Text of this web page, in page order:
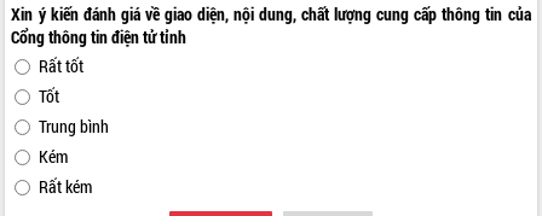
Xin ý kiến đánh giá về giao diện, nội dung, chất lượng cung cấp thông tin của
Cổng thông tin điện tử tỉnh
Rất tốt
Tốt
Trung bình
Kém
Rất kém